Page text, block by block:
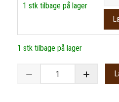
1 stk tilbage på lager
1 stk tilbage på lager